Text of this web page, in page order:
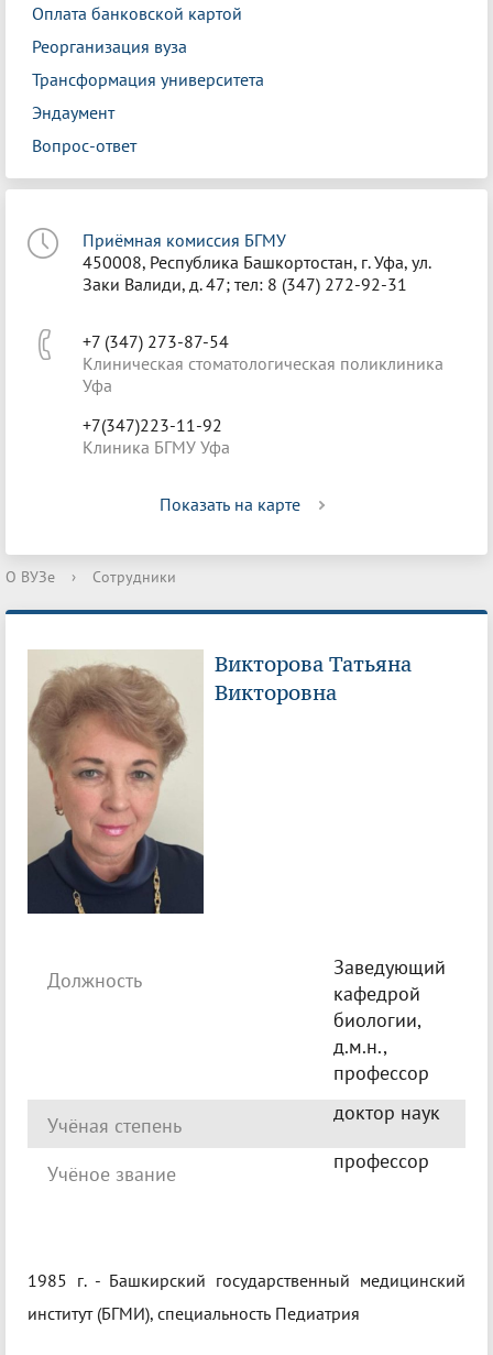
Оплата банковской картой
Реорганизация вуза
Трансформация университета
Эндаумент
Вопрос-ответ
Приёмная комиссия БГМУ
450008, Республика Башкортостан, г. Уфа, ул.
Заки Валиди, д. 47; тел: 8 (347) 272-92-31
+7 (347) 273-87-54
Клиническая стоматологическая поликлиника
Уфа
+7(347)223-11-92
Клиника БГМУ Уфа
Показать на карте
О ВУЗе › Сотрудники
Викторова Татьяна
Викторовна
Должность
Заведующий
кафедрой
биологии,
д.м.н.,
профессор
Учёная степень
доктор наук
Учёное звание
профессор
1985 г. - Башкирский государственный медицинский
институт (БГМИ), специальность Педиатрия